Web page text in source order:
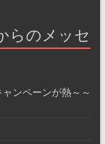
らのメッセ
ンペーンが熱～～